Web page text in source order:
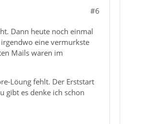
#6
Dann heute noch einmal
eine vermurkste
Mails waren im
Löung fehlt. Der Erststart
gibt es denke ich schon